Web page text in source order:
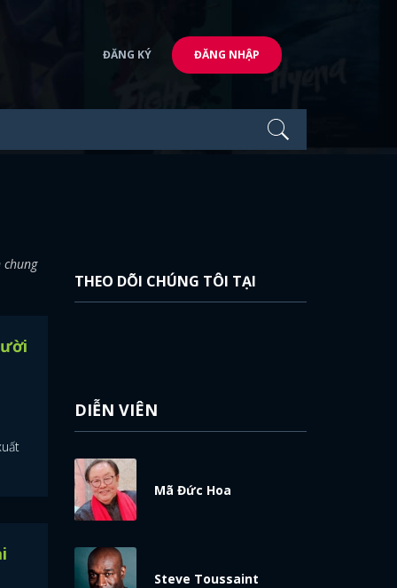
ĐĂNG KÝ ĐĂNG NHẬP
chung
THEO DÕI CHÚNG TÔI TẠI
DIỄN VIÊN
Mã Đức Hoa
Steve Toussaint